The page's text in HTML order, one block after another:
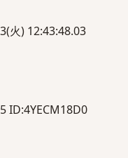
火) 12:43:48.03
ID:4YECM18D0